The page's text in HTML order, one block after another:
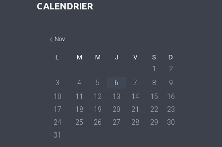
CALENDRIER
Nov
L M M J V S D
1
2
3
4 5 6 7 8
9
10
11 12 13 14 15
16
17
18 19 20 21 22
23
24
25 26 27 28 29
30
31